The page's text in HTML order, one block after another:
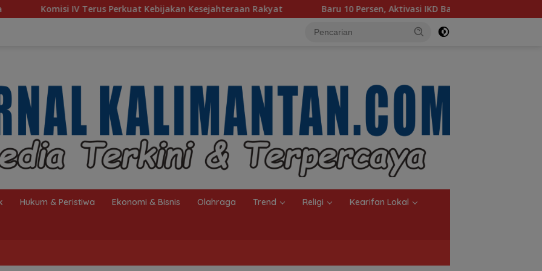
Kebijakan Kesejahteraan Rakyat Baru 10 Persen, Aktivasi IKD Banjarmasin Didorong Tuntas 90 Persen dalam
Hukum & Peristiwa Ekonomi & Bisnis Olahraga Trend Religi Kearifan Lokal